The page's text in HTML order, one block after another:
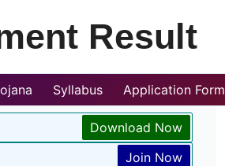
Result
Syllabus Application Form
Download Now
Join Now